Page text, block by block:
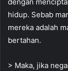
hidup. Sebab
mereka adalah
bertahan.
> Maka, jika